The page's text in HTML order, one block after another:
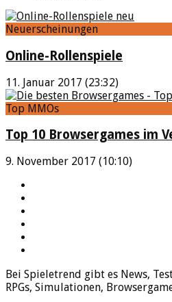
Neuerscheinungen
Online-Rollenspiele
11. Januar 2017 (23:32)
Top MMOs
Top 10 Browsergames im
9. November 2017 (10:10)
Bei Spieletrend gibt es News,
RPGs, Simulationen,